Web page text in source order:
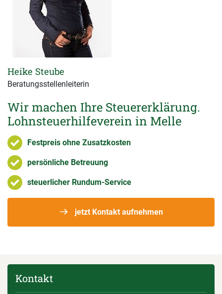
Wir machen Ihre Steuererklärung.
Lohnsteuerhilfeverein in Melle
Festpreis ohne Zusatzkosten
persönliche Betreuung
steuerlicher Rundum-Service
jetzt Kontakt aufnehmen
Heike Steube
Beratungsstellenleiterin
Kontakt